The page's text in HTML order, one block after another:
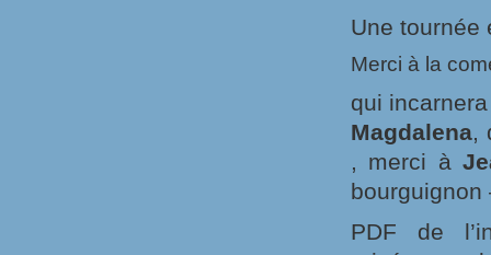
Une tournée
Merci à la
qui
Magdalena,
, merci à
PDF de